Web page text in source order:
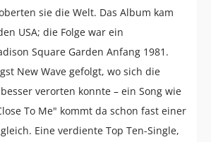
sie die Welt. Das Album kam
USA; die Folge war ein
Square Garden Anfang 1981.
New Wave gefolgt, wo sich die
verorten konnte – ein Song wie
To Me" kommt da schon fast einer
Eine verdiente Top Ten-Single,